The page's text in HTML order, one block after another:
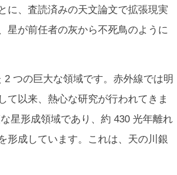
に、査読済みの天文論文で拡張現実
星が前任者の灰から不死鳥のように
つの巨大な領域です。赤外線では明
て以来、熱心な研究が行われてきま
星形成領域であり、約 430 光年離れ
形成しています。これは、天の川銀